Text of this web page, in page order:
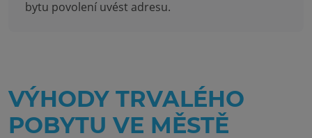
bytu povolení uvést adresu.
VÝHODY TRVALÉHO
POBYTU VE MĚSTĚ